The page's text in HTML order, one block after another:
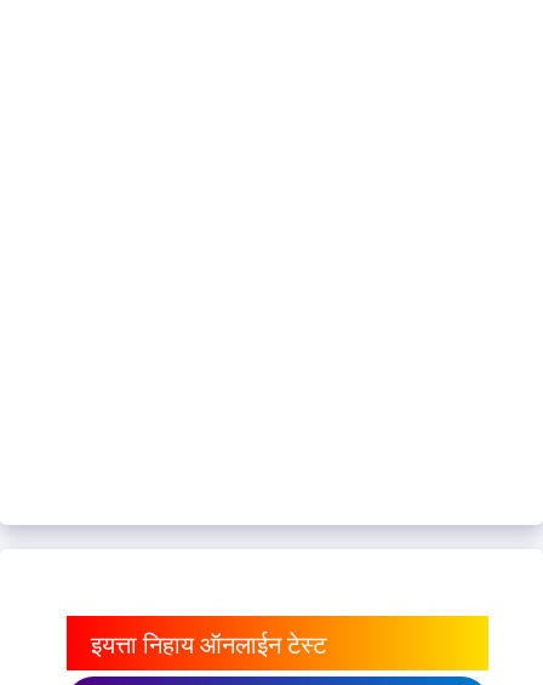
इयत्ता निहाय ऑनलाईन टेस्ट